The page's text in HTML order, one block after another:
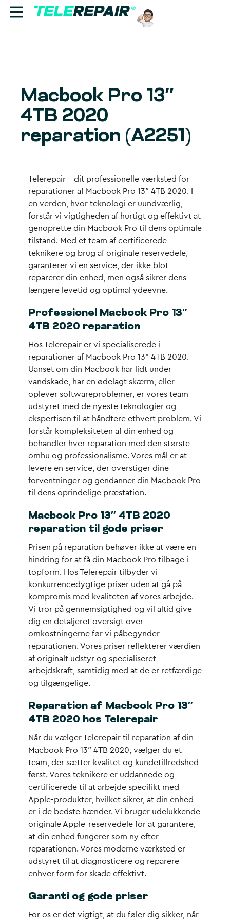
Find butik
Erhverv
Macbook Pro 13″
4TB 2020
reparation (A2251)
Telerepair – dit professionelle værksted for
reparationer af Macbook Pro 13″ 4TB 2020. I
en verden, hvor teknologi er uundværlig,
forstår vi vigtigheden af hurtigt og effektivt at
genoprette din Macbook Pro til dens optimale
tilstand. Med et team af certificerede
teknikere og brug af originale reservedele,
garanterer vi en service, der ikke blot
reparerer din enhed, men også sikrer dens
længere levetid og optimal ydeevne.
Professionel Macbook Pro 13″
4TB 2020 reparation
Hos Telerepair er vi specialiserede i
reparationer af Macbook Pro 13″ 4TB 2020.
Uanset om din Macbook har lidt under
vandskade, har en ødelagt skærm, eller
oplever softwareproblemer, er vores team
udstyret med de nyeste teknologier og
ekspertisen til at håndtere ethvert problem. Vi
forstår kompleksiteten af din enhed og
behandler hver reparation med den største
omhu og professionalisme. Vores mål er at
levere en service, der overstiger dine
forventninger og gendanner din Macbook Pro
til dens oprindelige præstation.
Macbook Pro 13″ 4TB 2020
reparation til gode priser
Prisen på reparation behøver ikke at være en
hindring for at få din Macbook Pro tilbage i
topform. Hos Telerepair tilbyder vi
konkurrencedygtige priser uden at gå på
kompromis med kvaliteten af vores arbejde.
Vi tror på gennemsigtighed og vil altid give
dig en detaljeret oversigt over
omkostningerne før vi påbegynder
reparationen. Vores priser reflekterer værdien
af originalt udstyr og specialiseret
arbejdskraft, samtidig med at de er retfærdige
og tilgængelige.
Reparation af Macbook Pro 13″
4TB 2020 hos Telerepair
Når du vælger Telerepair til reparation af din
Macbook Pro 13″ 4TB 2020, vælger du et
team, der sætter kvalitet og kundetilfredshed
først. Vores teknikere er uddannede og
certificerede til at arbejde specifikt med
Apple-produkter, hvilket sikrer, at din enhed
er i de bedste hænder. Vi bruger udelukkende
originale Apple-reservedele for at garantere,
at din enhed fungerer som ny efter
reparationen. Vores moderne værksted er
udstyret til at diagnosticere og reparere
enhver form for skade effektivt.
Garanti og gode priser
For os er det vigtigt, at du føler dig sikker, når